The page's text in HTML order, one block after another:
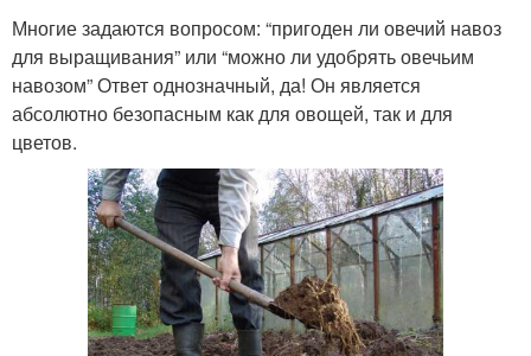
Многие задаются вопросом: “пригоден ли овечий навоз
для выращивания” или “можно ли удобрять овечьим
навозом” Ответ однозначный, да! Он является
абсолютно безопасным как для овощей, так и для
цветов.